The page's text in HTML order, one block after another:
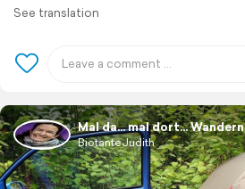
See translation
Mal da... mal dort... Wandern
BiotanteJudith